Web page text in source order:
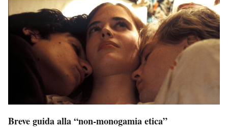
Breve guida alla “non-monogamia etica”